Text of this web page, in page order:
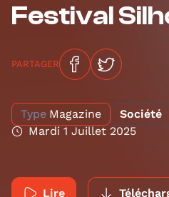
Festival
PARTAGER
Type Magazine Société
Mardi 1 Juillet 2025
Lire